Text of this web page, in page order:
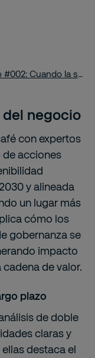
negocio
con expertos
acciones
y alineada
un lugar más
cómo los
gobernanza se
impacto
de valor.
plazo
de doble
claras y
destaca el
¡Un café con Securitas! Episodio #002: Cuando la sostenibilidad se convierte en estrategia